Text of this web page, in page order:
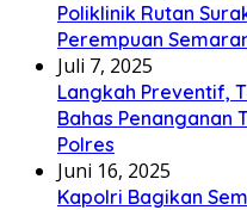
Poliklinik Rutan
Perempuan
Juli 7, 2025
Langkah Preventif,
Bahas Penanganan
Polres
Juni 16, 2025
Kapolri Bagikan